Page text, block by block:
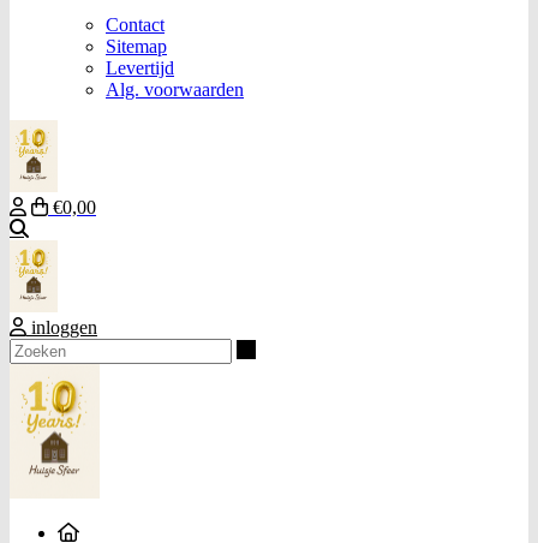
Contact
Sitemap
Levertijd
Alg. voorwaarden
€0,00
inloggen